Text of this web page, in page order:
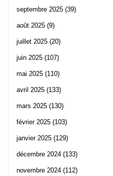
septembre 2025 (39)
août 2025 (9)
juillet 2025 (20)
juin 2025 (107)
mai 2025 (110)
avril 2025 (133)
mars 2025 (130)
février 2025 (103)
janvier 2025 (129)
décembre 2024 (133)
novembre 2024 (112)